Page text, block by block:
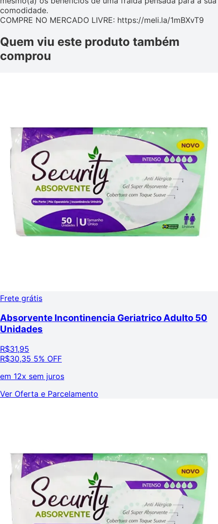
comodidade.
COMPRE NO MERCADO LIVRE: https://meli.la/1mBXvT9
Quem viu este produto também
comprou
Frete grátis
Absorvente Incontinencia Geriatrico Adulto 50
Unidades
R$31,95
R$30,35 5% OFF
em 12x sem juros
Ver Oferta e Parcelamento